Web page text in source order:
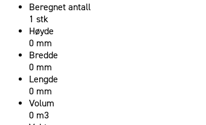
Beregnet antall
1 stk
Høyde
0 mm
Bredde
0 mm
Lengde
0 mm
Volum
0 m3